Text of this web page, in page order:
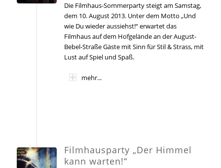
Die Filmhaus-Sommerparty steigt am Samstag,
dem 10. August 2013. Unter dem Motto „Und
wie Du wieder aussiehst!“ erwartet das
Filmhaus auf dem Hofgelände an der August-
Bebel-Straße Gäste mit Sinn für Stil & Strass, mit
Lust auf Spiel und Spaß.
mehr...
Filmhausparty „Der Himmel
kann warten!“